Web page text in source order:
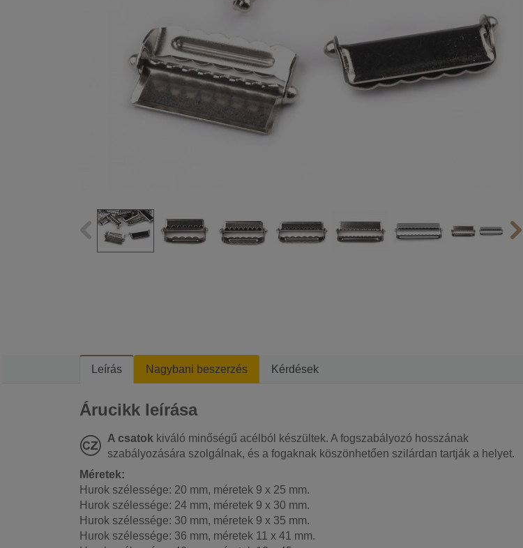
Leírás Nagybani beszerzés Kérdések
Árucikk leírása
A csatok kiváló minőségű acélból készültek. A fogszabályozó hosszának
szabályozására szolgálnak, és a fogaknak köszönhetően szilárdan tartják a helyet.
Méretek:
Hurok szélessége: 20 mm, méretek 9 x 25 mm.
Hurok szélessége: 24 mm, méretek 9 x 30 mm.
Hurok szélessége: 30 mm, méretek 9 x 35 mm.
Hurok szélessége: 36 mm, méretek 11 x 41 mm.